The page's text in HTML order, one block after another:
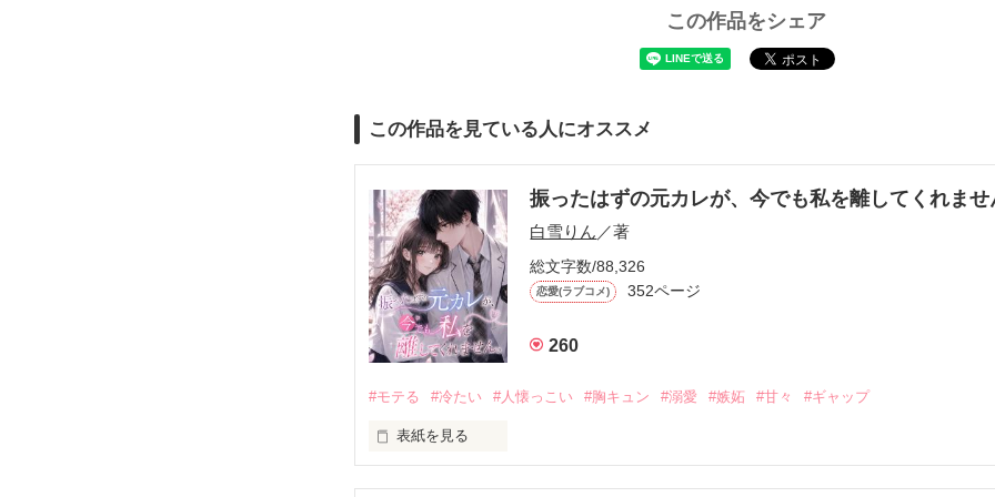
この作品をシェア
この作品を見ている人にオススメ
振ったはずの元カレが、今でも私を離してくれませ
白雪りん ／著
総文字数/88,326
恋愛(ラブコメ) 352ページ
260
#モテる #冷たい #人懐っこい #胸キュン #溺愛 #嫉妬 #甘々 #ギャップ
表紙を見る